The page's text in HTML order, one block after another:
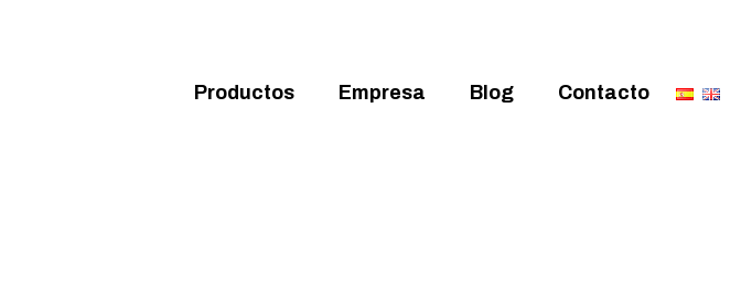
Productos Empresa Blog Contacto